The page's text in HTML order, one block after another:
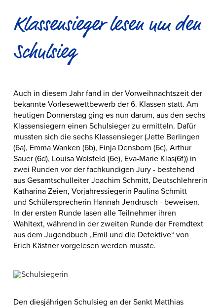
Klassensieger lesen um den
Schulsieg
Auch in diesem Jahr fand in der Vorweihnachtszeit der
bekannte Vorlesewettbewerb der 6. Klassen statt. Am
heutigen Donnerstag ging es nun darum, aus den sechs
Klassensiegern einen Schulsieger zu ermitteln. Dafür
mussten sich die sechs Klassensieger (Jette Berlingen
(6a), Emma Wanken (6b), Finja Densborn (6c), Arthur
Sauer (6d), Louisa Wolsfeld (6e), Eva-Marie Klas(6f)) in
zwei Runden vor der fachkundigen Jury - bestehend
aus Gesamtschulleiter Joachim Schmitt, Deutschlehrerin
Katharina Zeien, Vorjahressiegerin Paulina Schmitt
und Schülersprecherin Hannah Jendrusch - beweisen.
In der ersten Runde lasen alle Teilnehmer ihren
Wahltext, während in der zweiten Runde der Fremdtext
aus dem Jugendbuch „Emil und die Detektive“ von
Erich Kästner vorgelesen werden musste.
Den diesjährigen Schulsieg an der Sankt Matthias